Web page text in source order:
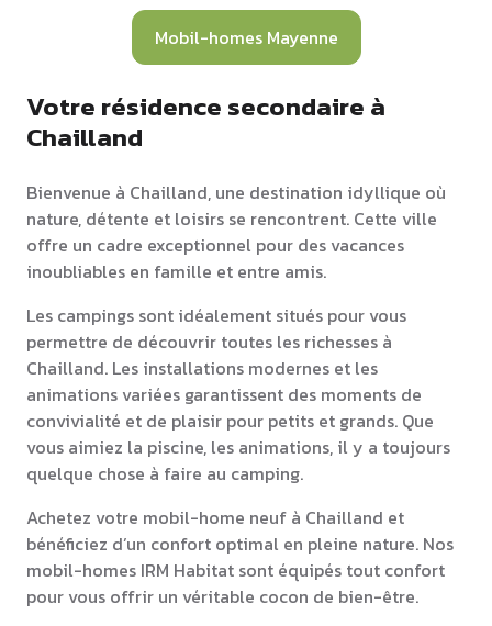
Mobil-homes Mayenne
Votre résidence secondaire à
Chailland
Bienvenue à Chailland, une destination idyllique où
nature, détente et loisirs se rencontrent. Cette ville
offre un cadre exceptionnel pour des vacances
inoubliables en famille et entre amis.
Les campings sont idéalement situés pour vous
permettre de découvrir toutes les richesses à
Chailland. Les installations modernes et les
animations variées garantissent des moments de
convivialité et de plaisir pour petits et grands. Que
vous aimiez la piscine, les animations, il y a toujours
quelque chose à faire au camping.
Achetez votre mobil-home neuf à Chailland et
bénéficiez d’un confort optimal en pleine nature. Nos
mobil-homes IRM Habitat sont équipés tout confort
pour vous offrir un véritable cocon de bien-être.